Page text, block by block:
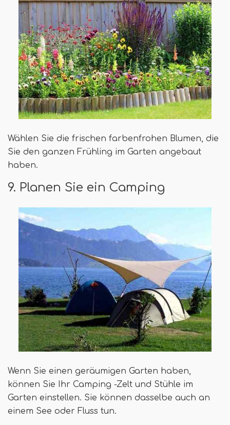
Wählen Sie die frischen farbenfrohen Blumen, die
Sie den ganzen Frühling im Garten angebaut
haben.
9. Planen Sie ein Camping
Wenn Sie einen geräumigen Garten haben,
können Sie Ihr Camping -Zelt und Stühle im
Garten einstellen. Sie können dasselbe auch an
einem See oder Fluss tun.